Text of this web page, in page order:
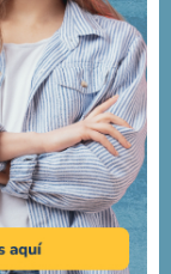
| Todos los
y cookies